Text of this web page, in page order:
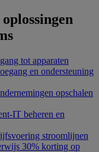
tot apparaten
en ondersteuning
opschalen
IT beheren en
stroomlijnen
30% korting op